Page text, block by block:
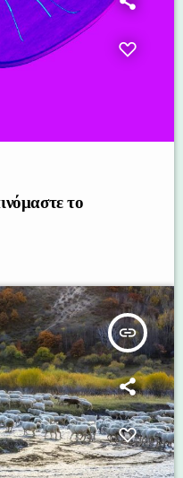
το
insert_link